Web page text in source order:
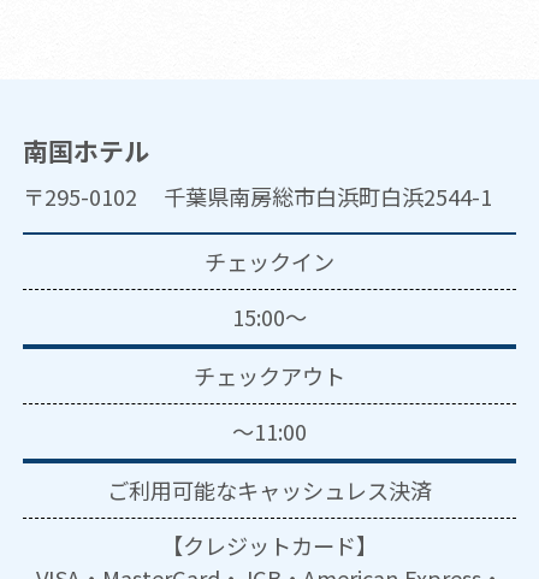
南国ホテル
〒295-0102 千葉県南房総市白浜町白浜2544-1
チェックイン
15:00～
チェックアウト
～11:00
ご利用可能なキャッシュレス決済
【クレジットカード】